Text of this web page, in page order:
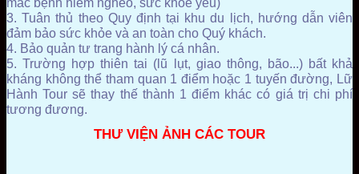
3. Tuân thủ theo Quy định tại khu du lịch, hướng dẫn viên
đảm bảo sức khỏe và an toàn cho Quý khách.
4. Bảo quản tư trang hành lý cá nhân.
5. Trường hợp thiên tai (lũ lụt, giao thông, bão...) bất khả
kháng không thể tham quan 1 điểm hoặc 1 tuyến đường, Lữ
Hành Tour sẽ thay thế thành 1 điểm khác có giá trị chi phí
tương đương.
THƯ VIỆN ẢNH CÁC TOUR